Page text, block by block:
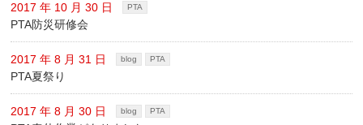
2017 年 10 月 30 日 PTA
PTA防災研修会
2017 年 8 月 31 日 blog PTA
PTA夏祭り
2017 年 8 月 30 日 blog PTA